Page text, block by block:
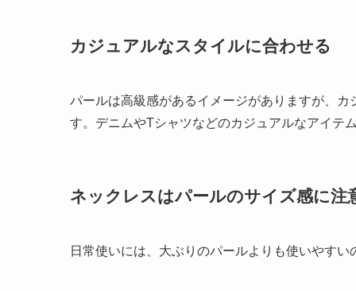
カジュアルなスタイルに合わせる
パールは高級感があるイメージがありますが、
す。デニムやTシャツなどのカジュアルなアイテ
ネックレスはパールのサイズ感に注
日常使いには、大ぶりのパールよりも使いやすい